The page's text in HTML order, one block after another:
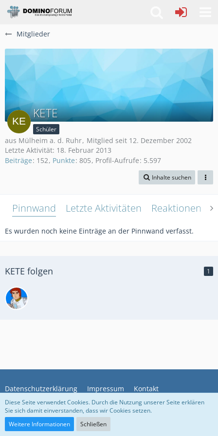
Mitglieder
KETE
Schüler
aus Mülheim a. d. Ruhr Mitglied seit 12. Dezember 2002
Letzte Aktivität: 18. Februar 2013
Beiträge 152 Punkte 805 Profil-Aufrufe 5.597
Inhalte suchen
Pinnwand Letzte Aktivitäten Reaktionen
Es wurden noch keine Einträge an der Pinnwand verfasst.
KETE folgen 1
Datenschutzerklärung Impressum Kontakt
Community-Software:
Diese Seite verwendet Cookies. Durch die Nutzung unserer Seite erklären
Sie sich damit einverstanden, dass wir Cookies setzen.
Weitere Informationen
Schließen